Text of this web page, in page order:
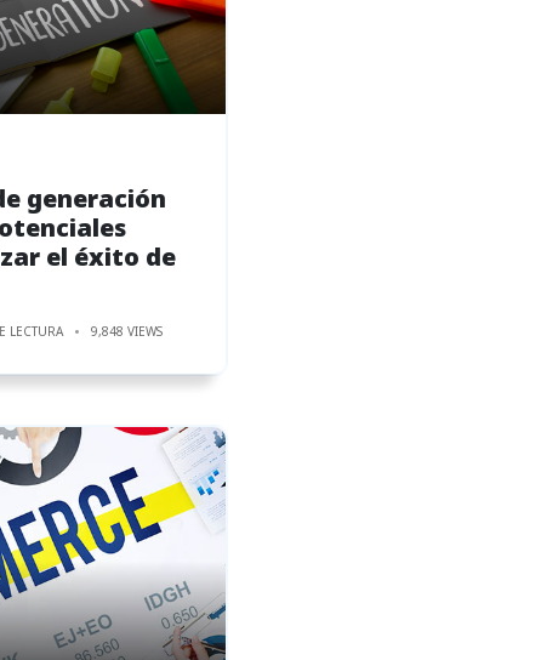
generación
el éxito de
LECTURA 9,848 VIEWS